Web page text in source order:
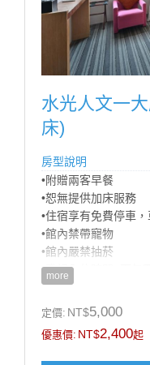
水光人文一
床)
房型說明
•附贈兩客早餐
•恕無提供加床服務
•住宿享有免費停車
•館內禁帶寵物
•館內嚴禁抽菸
•登記入住時間: 下午
•商務合約價不適用
07-5721818
•為響應環保及配合
不再提供一次性備品
more
定價: NT$5,000
優惠價: NT$2,400起